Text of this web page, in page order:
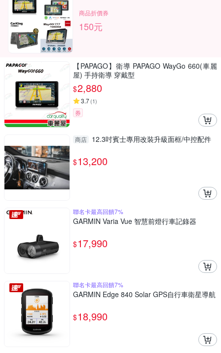
商品折價券
150元
【PAPAGO】衛導 PAPAGO WayGo 660(車麗
屋) 手持衛導 穿戴型
$2,880
3.7(1)
券
商店 12.3吋賓士專用改裝升級面框/中控配件
$13,200
聯名卡最高回饋7%
GARMIN Varia Vue 智慧前燈行車記錄器
$17,990
聯名卡最高回饋7%
GARMIN Edge 840 Solar GPS自行車衛星導航
$18,990